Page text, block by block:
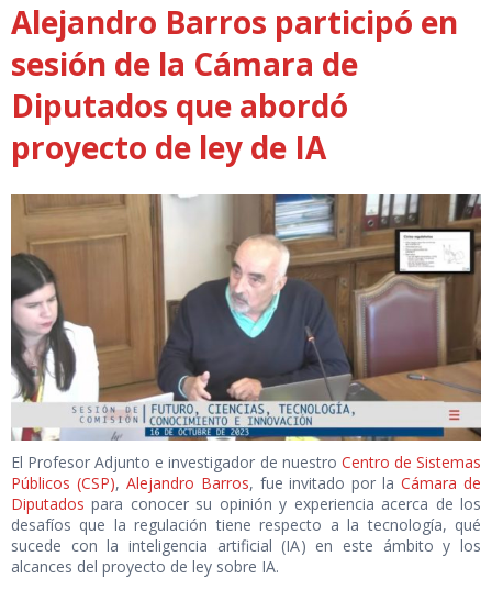
Alejandro Barros participó en
sesión de la Cámara de
Diputados que abordó
proyecto de ley de IA
El Profesor Adjunto e investigador de nuestro Centro de Sistemas
Públicos (CSP), Alejandro Barros, fue invitado por laCámara de
Diputados para conocer su opinión y experiencia acerca de los
desafíos que la regulación tiene respecto a la tecnología, qué
sucede con la inteligencia artificial (IA) en este ámbito y los
alcances del proyecto de ley sobre IA.